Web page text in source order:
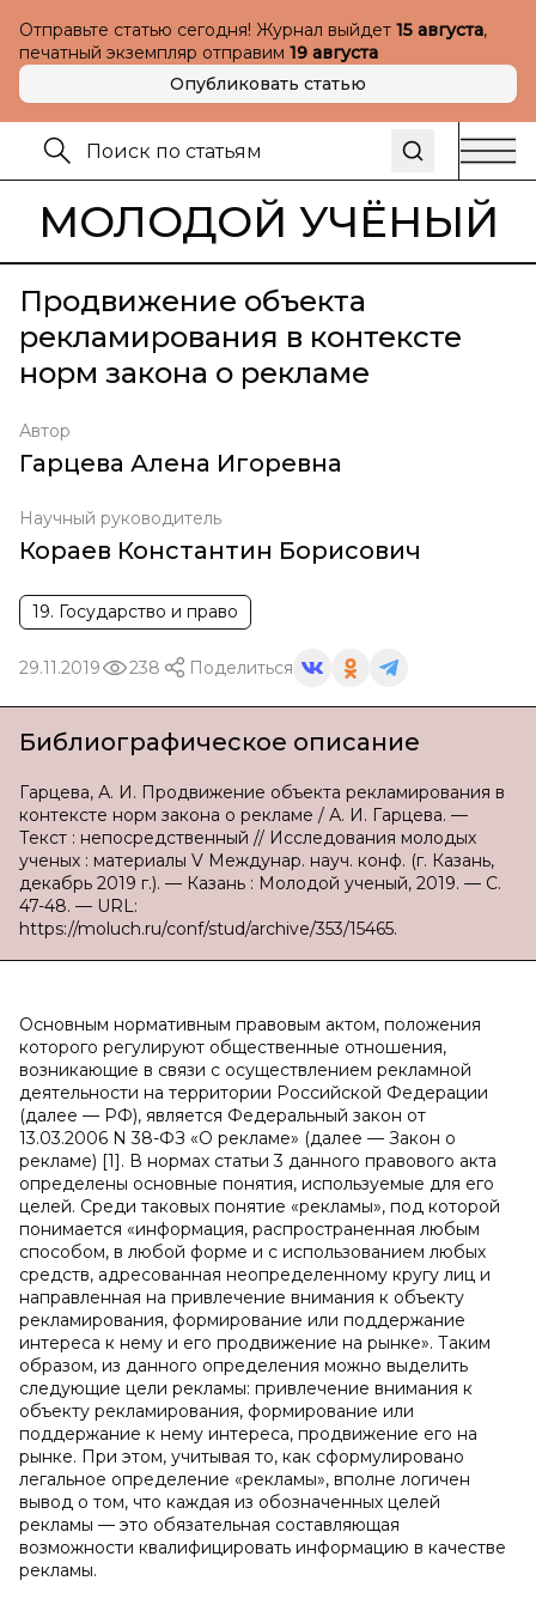
Отправьте статью сегодня! Журнал выйдет 15 августа,
печатный экземпляр отправим 19 августа
Опубликовать статью
МОЛОДОЙ УЧЁНЫЙ
Продвижение объекта
рекламирования в контексте
норм закона о рекламе
Автор
Гарцева Алена Игоревна
Научный руководитель
Кораев Константин Борисович
19. Государство и право
29.11.2019 238 Поделиться
Библиографическое описание
Гарцева, А. И. Продвижение объекта рекламирования в
контексте норм закона о рекламе / А. И. Гарцева. —
Текст : непосредственный // Исследования молодых
ученых : материалы V Междунар. науч. конф. (г. Казань,
декабрь 2019 г.). — Казань : Молодой ученый, 2019. — С.
47-48. — URL:
https://moluch.ru/conf/stud/archive/353/15465.
Основным нормативным правовым актом, положения
которого регулируют общественные отношения,
возникающие в связи с осуществлением рекламной
деятельности на территории Российской Федерации
(далее — РФ), является Федеральный закон от
13.03.2006 N 38-ФЗ «О рекламе» (далее — Закон о
рекламе) [1]. В нормах статьи 3 данного правового акта
определены основные понятия, используемые для его
целей. Среди таковых понятие «рекламы», под которой
понимается «информация, распространенная любым
способом, в любой форме и с использованием любых
средств, адресованная неопределенному кругу лиц и
направленная на привлечение внимания к объекту
рекламирования, формирование или поддержание
интереса к нему и его продвижение на рынке». Таким
образом, из данного определения можно выделить
следующие цели рекламы: привлечение внимания к
объекту рекламирования, формирование или
поддержание к нему интереса, продвижение его на
рынке. При этом, учитывая то, как сформулировано
легальное определение «рекламы», вполне логичен
вывод о том, что каждая из обозначенных целей
рекламы — это обязательная составляющая
возможности квалифицировать информацию в качестве
рекламы.